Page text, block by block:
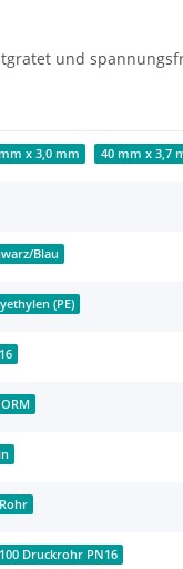
und
x 3,0 mm 40 mm x 3,7
Blau
(PE)
100 Druckrohr PN16